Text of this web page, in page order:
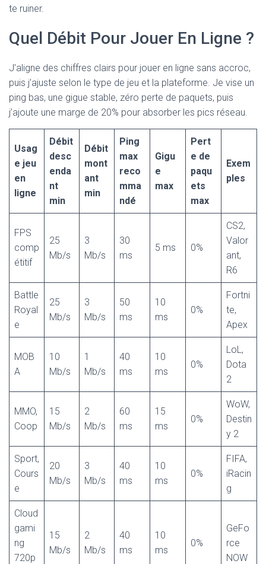
te ruiner.
Quel Débit Pour Jouer En Ligne ?
J’aligne des chiffres clairs pour jouer en ligne sans accroc,
puis j’ajuste selon le type de jeu et la plateforme. Je vise un
ping bas, une gigue stable, zéro perte de paquets, puis
j’ajoute une marge de 20% pour absorber les pics réseau.
Usag
e jeu
en
ligne
Débit
desc
enda
nt
min
Débit
mont
ant
min
Ping
max
reco
mma
ndé
Gigu
e
max
Pert
e de
paqu
ets
max
Exem
ples
FPS
comp
étitif
25
Mb/s
3
Mb/s
30
ms
5 ms 0%
CS2,
Valor
ant,
R6
Battle
Royal
e
25
Mb/s
3
Mb/s
50
ms
10
ms
0%
Fortni
te,
Apex
MOB
A
10
Mb/s
1
Mb/s
40
ms
10
ms
0%
LoL,
Dota
2
MMO,
Coop
15
Mb/s
2
Mb/s
60
ms
15
ms
0%
WoW,
Destin
y 2
Sport,
Cours
e
20
Mb/s
3
Mb/s
40
ms
10
ms
0%
FIFA,
iRacin
g
Cloud
gami
ng
720p
15
Mb/s
2
Mb/s
40
ms
10
ms
0%
GeFo
rce
NOW